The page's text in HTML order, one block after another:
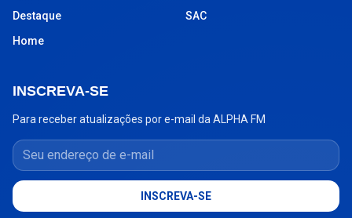
Destaque
Home
SAC
INSCREVA-SE
Para receber atualizações por e-mail da ALPHA FM
Seu endereço de e-mail
INSCREVA-SE